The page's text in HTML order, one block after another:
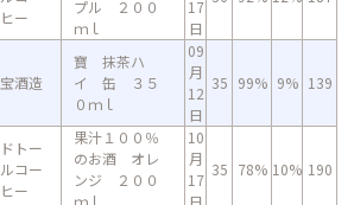
ヒー
プル ２００
ｍｌ
17
日
宝酒造
寶 抹茶ハ
イ 缶 ３５
０ｍｌ
09
月
12
日
35 99% 9% 139
ドトー
ルコー
ヒー
果汁１００％
のお酒 オレ
ンジ ２００
ｍｌ
10
月
17
日
35 78% 10% 190